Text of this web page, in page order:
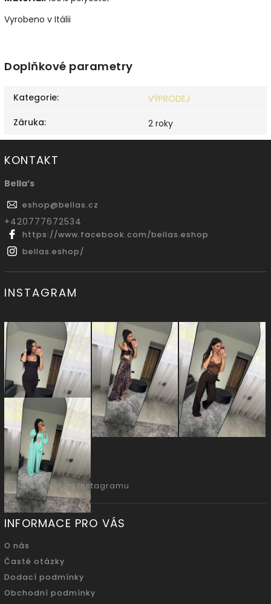
Vyrobeno v Itálii
Doplňkové parametry
Kategorie:
VÝPRODEJ
Záruka: 2 roky
KONTAKT
Bella’s
eshop@bellas.cz
‭+420777672534
https://www.facebook.com/bellas.eshop
bellas.eshop/
INSTAGRAM
Sledovat na Instagramu
INFORMACE PRO VÁS
O nás
Časté otázky
Dodací podmínky
Obchodní podmínky